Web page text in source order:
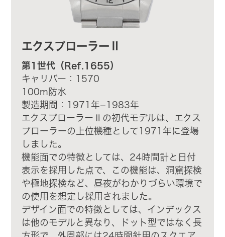
エクスプローラーⅡ
第1世代（Ref.1655）
キャリバー：1570
100m防水
製造期間：1971年−1983年
エクスプローラーⅡの初代モデルは、エクス
プローラーの上位機種として1971年に登場
しました。
機能面での特徴としては、24時間計と日付
表示を採用した点で、この機能は、洞窟探検
や極地探検など、昼夜がわかりづらい環境で
の使用を想定し採用されました。
デザイン面での特徴としては、インデックス
は他のモデルと異なり、ドット型ではなく長